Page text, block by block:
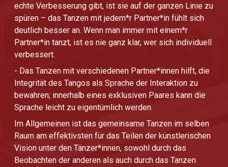
echte Verbesserung gibt, ist sie auf der ganzen Linie zu
spüren – das Tanzen mit jedem*r Partner*in fühlt sich
deutlich besser an. Wenn man immer mit einem*r
Partner*in tanzt, ist es nie ganz klar, wer sich individuell
verbessert.
- Das Tanzen mit verschiedenen Partner*innen hilft, die
Integrität des Tangos als Sprache der Interaktion zu
bewahren; innerhalb eines exklusiven Paares kann die
Sprache leicht zu eigentümlich werden.
Im Allgemeinen ist das gemeinsame Tanzen im selben
Raum am effektivsten für das Teilen der künstlerischen
Vision unter den Tänzer*innen, sowohl durch das
Beobachten der anderen als auch durch das Tanzen